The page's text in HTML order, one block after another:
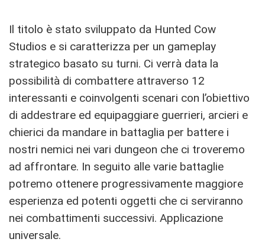
Il titolo è stato sviluppato da Hunted Cow
Studios e si caratterizza per un gameplay
strategico basato su turni. Ci verrà data la
possibilità di combattere attraverso 12
interessanti e coinvolgenti scenari con l’obiettivo
di addestrare ed equipaggiare guerrieri, arcieri e
chierici da mandare in battaglia per battere i
nostri nemici nei vari dungeon che ci troveremo
ad affrontare. In seguito alle varie battaglie
potremo ottenere progressivamente maggiore
esperienza ed potenti oggetti che ci serviranno
nei combattimenti successivi. Applicazione
universale.